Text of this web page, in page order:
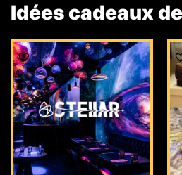
Idées cadeaux